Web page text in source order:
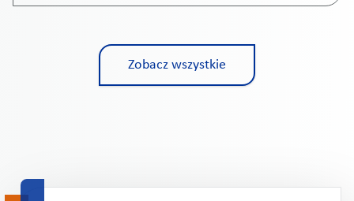
Zobacz wszystkie